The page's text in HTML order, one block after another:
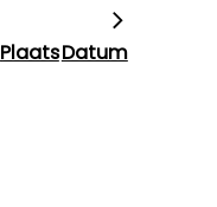
PlaatsDatum